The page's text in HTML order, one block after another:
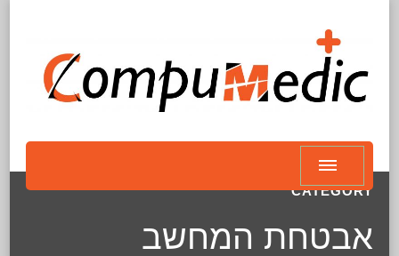
CATEGORY
אבטחת המחשב